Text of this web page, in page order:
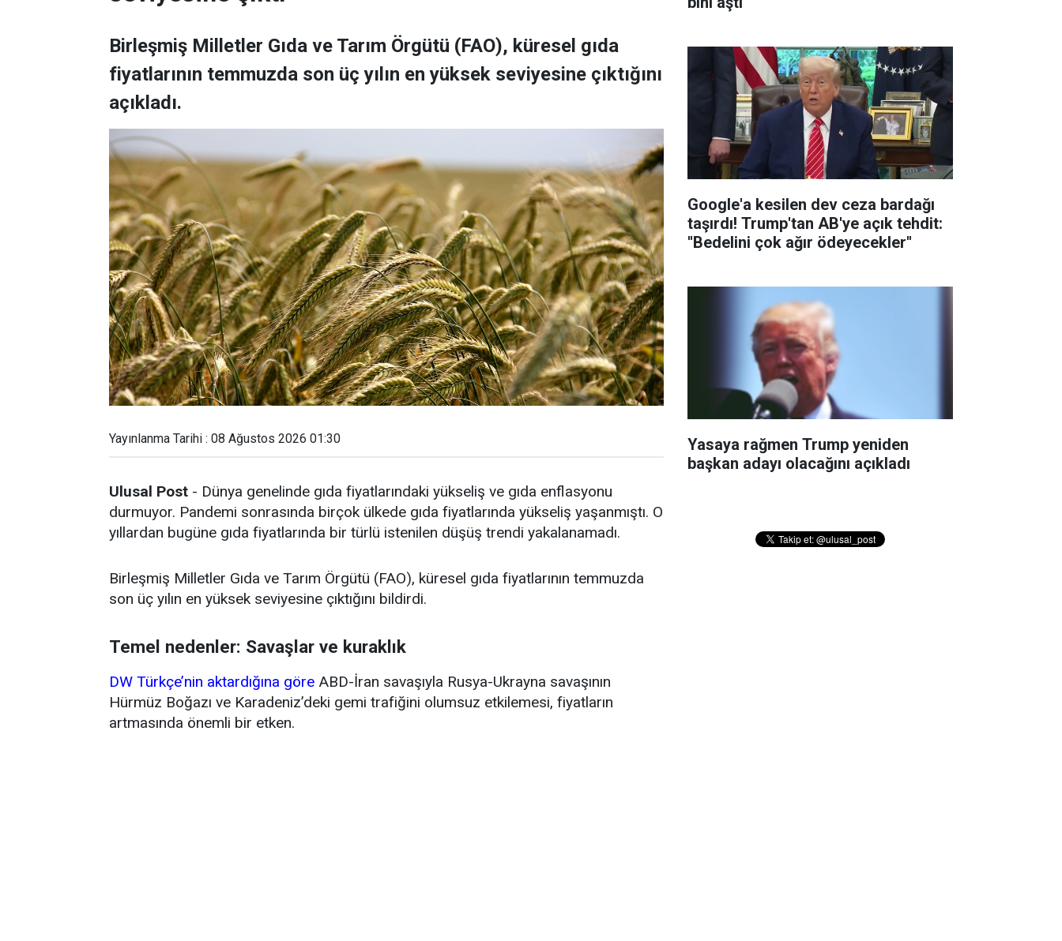
Birleşmiş Milletler Gıda ve Tarım Örgütü (FAO), küresel gıda
fiyatlarının temmuzda son üç yılın en yüksek seviyesine çıktığını
açıkladı.
Yayınlanma Tarihi : 08 Ağustos 2026 01:30
Ulusal Post - Dünya genelinde gıda fiyatlarındaki yükseliş ve gıda enflasyonu
durmuyor. Pandemi sonrasında birçok ülkede gıda fiyatlarında yükseliş yaşanmıştı. O
yıllardan bugüne gıda fiyatlarında bir türlü istenilen düşüş trendi yakalanamadı.
Birleşmiş Milletler Gıda ve Tarım Örgütü (FAO), küresel gıda fiyatlarının temmuzda
son üç yılın en yüksek seviyesine çıktığını bildirdi.
Temel nedenler: Savaşlar ve kuraklık
DW Türkçe’nin aktardığına göre ABD-İran savaşıyla Rusya-Ukrayna savaşının
Hürmüz Boğazı ve Karadeniz’deki gemi trafiğini olumsuz etkilemesi, fiyatların
artmasında önemli bir etken.
Google'a kesilen dev ceza bardağı
taşırdı! Trump'tan AB'ye açık tehdit:
''Bedelini çok ağır ödeyecekler''
Yasaya rağmen Trump yeniden
başkan adayı olacağını açıkladı